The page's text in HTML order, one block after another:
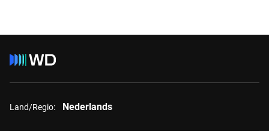
Land/Regio: Nederlands